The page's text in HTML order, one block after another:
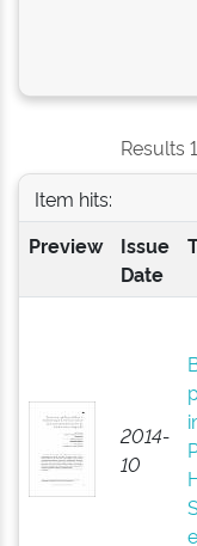
Results
Item hits:
Preview
Issue
Date
2014-
10